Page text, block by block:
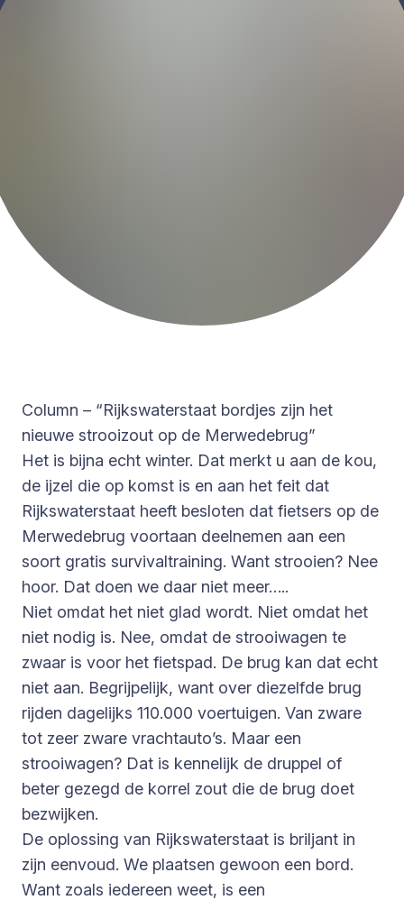
Column – “Rijkswaterstaat bordjes zijn het
nieuwe strooizout op de Merwedebrug”
Het is bijna echt winter. Dat merkt u aan de kou,
de ijzel die op komst is en aan het feit dat
Rijkswaterstaat heeft besloten dat fietsers op de
Merwedebrug voortaan deelnemen aan een
soort gratis survivaltraining. Want strooien? Nee
hoor. Dat doen we daar niet meer…..
Niet omdat het niet glad wordt. Niet omdat het
niet nodig is. Nee, omdat de strooiwagen te
zwaar is voor het fietspad. De brug kan dat echt
niet aan. Begrijpelijk, want over diezelfde brug
rijden dagelijks 110.000 voertuigen. Van zware
tot zeer zware vrachtauto’s. Maar een
strooiwagen? Dat is kennelijk de druppel of
beter gezegd de korrel zout die de brug doet
bezwijken.
De oplossing van Rijkswaterstaat is briljant in
zijn eenvoud. We plaatsen gewoon een bord.
Want zoals iedereen weet, is een